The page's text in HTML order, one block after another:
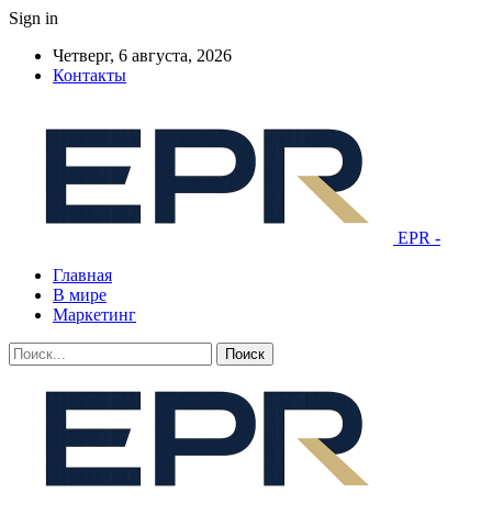
Sign in
Четверг, 6 августа, 2026
Контакты
EPR -
Главная
В мире
Маркетинг